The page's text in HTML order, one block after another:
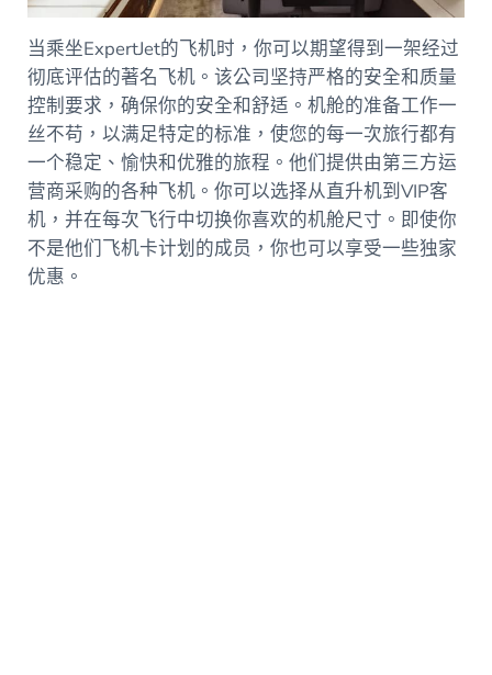
当乘坐ExpertJet的飞机时，你可以期望得到一架经过
彻底评估的著名飞机。该公司坚持严格的安全和质量
控制要求，确保你的安全和舒适。机舱的准备工作一
丝不苟，以满足特定的标准，使您的每一次旅行都有
一个稳定、愉快和优雅的旅程。他们提供由第三方运
营商采购的各种飞机。你可以选择从直升机到VIP客
机，并在每次飞行中切换你喜欢的机舱尺寸。即使你
不是他们飞机卡计划的成员，你也可以享受一些独家
优惠。